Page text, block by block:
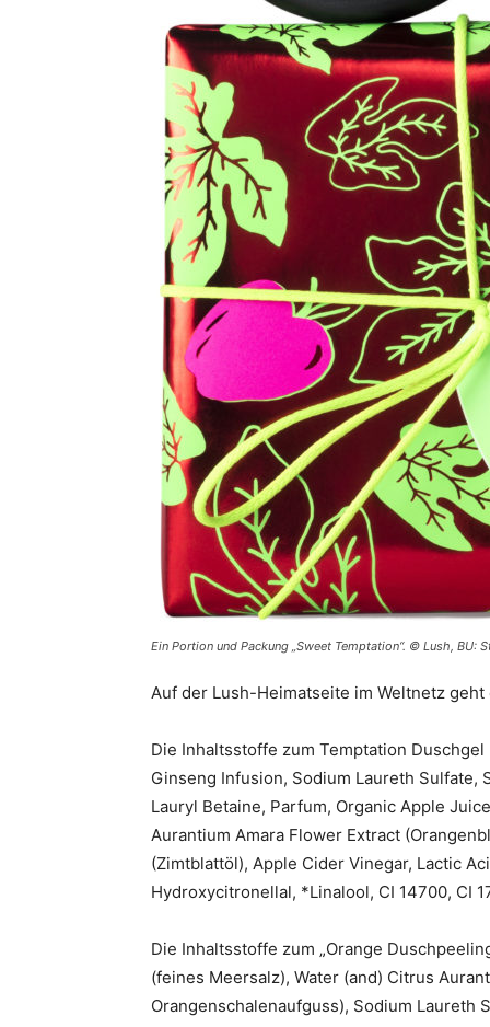
Ein Portion und Packung „Sweet Temptation“. © Lush, BU:
Auf der Lush-Heimatseite im Weltnetz
Die Inhaltsstoffe zum Temptation Duschgel
Ginseng Infusion, Sodium Laureth Sulfate,
Lauryl Betaine, Parfum, Organic Apple
Aurantium Amara Flower Extract
(Zimtblattöl), Apple Cider Vinegar, Lactic
Hydroxycitronellal, *Linalool, CI 14700, CI
Die Inhaltsstoffe zum „Orange
(feines Meersalz), Water (and) Citrus
Orangenschalenaufguss), Sodium Laureth